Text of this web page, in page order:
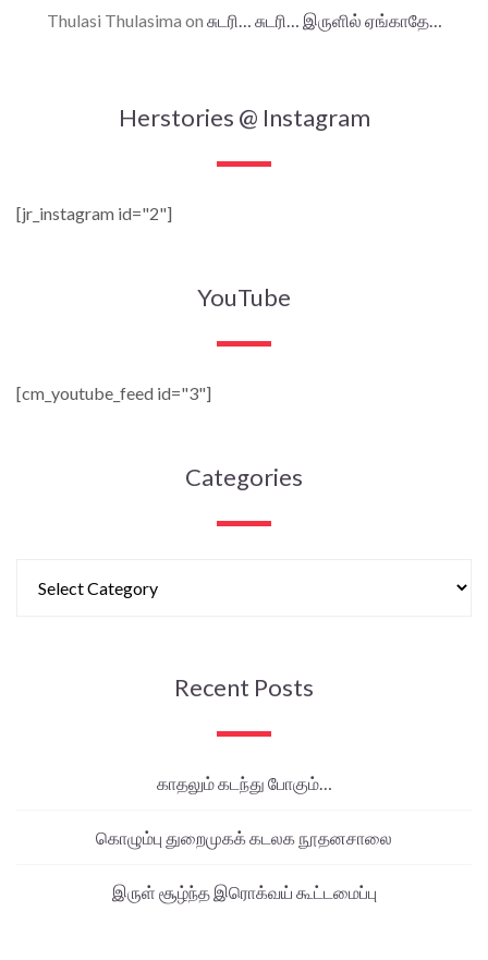
Thulasi Thulasima on சுடரி… சுடரி… இருளில் ஏங்காதே…
Herstories @ Instagram
[jr_instagram id="2"]
YouTube
[cm_youtube_feed id="3"]
Categories
Recent Posts
காதலும் கடந்து போகும்…
கொழும்பு துறைமுகக் கடலக நூதனசாலை
இருள் சூழ்ந்த இரொக்வய் கூட்டமைப்பு